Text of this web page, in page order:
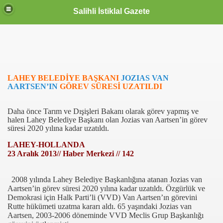
Salihli İstiklal Gazete
LAHEY BELEDİYE BAŞKANI JOZIAS VAN
AARTSEN’IN GÖREV SÜRESİ UZATILDI
Daha önce Tarım ve Dışişleri Bakanı olarak görev yapmış ve
halen Lahey Belediye Başkanı olan Jozias van Aartsen’in görev
süresi 2020 yılına kadar uzatıldı.
LAHEY-HOLLANDA
23 Aralık 2013// Haber Merkezi // 142
2008 yılında Lahey Belediye Başkanlığına atanan Jozias van
Aartsen’in görev süresi 2020 yılına kadar uzatıldı. Özgürlük ve
Demokrasi için Halk Parti’li (VVD) Van Aartsen’ın görevini
Rutte hükümeti uzatma kararı aldı. 65 yaşındaki Jozias van
Aartsen, 2003-2006 döneminde VVD Meclis Grup Başkanlığı